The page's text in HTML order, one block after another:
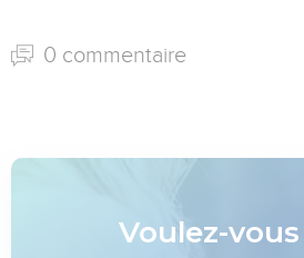
0 commentaire
Voulez-